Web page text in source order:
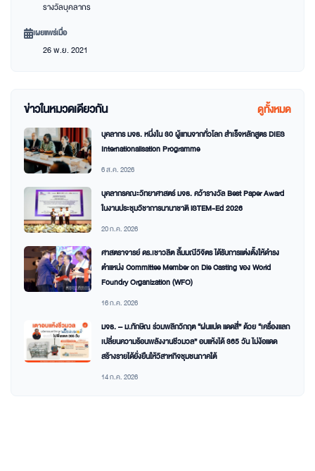
รางวัลบุคลากร
เผยแพร่เมื่อ
26 พ.ย. 2021
ข่าวในหมวดเดียวกัน ดูทั้งหมด
บุคลากร มจธ. หนึ่งใน 30 ผู้แทนจากทั่วโลก สำเร็จหลักสูตร DIES
Internationalisation Programme
6 ส.ค. 2026
บุคลากรคณะวิทยาศาสตร์ มจธ. คว้ารางวัล Best Paper Award
ในงานประชุมวิชาการนานาชาติ iSTEM-Ed 2026
20 ก.ค. 2026
ศาสตราจารย์ ดร.เชาวลิต ลิ้มมณีวิจิตร ได้รับการแต่งตั้งให้ดำรง
ตำแหน่ง Committee Member on Die Casting ของ World
Foundry Organization (WFO)
16 ก.ค. 2026
มจธ. – ม.ทักษิณ ร่วมพลิกวิกฤต “ฝนแปด แดดสี่” ด้วย “เครื่องแลก
เปลี่ยนความร้อนพลังงานชีวมวล” อบแห้งได้ 365 วัน ไม่ง้อแดด
สร้างรายได้ยั่งยืนให้วิสาหกิจชุมชนภาคใต้
14 ก.ค. 2026